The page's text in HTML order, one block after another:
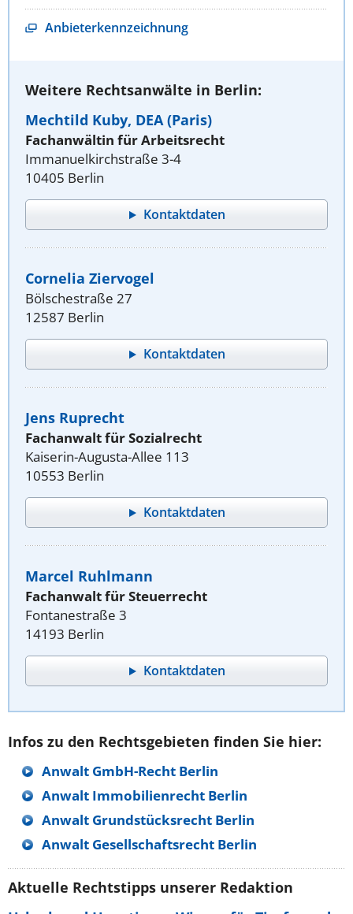
Anbieterkennzeichnung
Weitere Rechtsanwälte in Berlin:
Mechtild Kuby, DEA (Paris)
Fachanwältin für Arbeitsrecht
Immanuelkirchstraße 3-4
10405 Berlin
Kontaktdaten
Cornelia Ziervogel
Bölschestraße 27
12587 Berlin
Kontaktdaten
Jens Ruprecht
Fachanwalt für Sozialrecht
Kaiserin-Augusta-Allee 113
10553 Berlin
Kontaktdaten
Marcel Ruhlmann
Fachanwalt für Steuerrecht
Fontanestraße 3
14193 Berlin
Kontaktdaten
Infos zu den Rechtsgebieten finden Sie hier:
Anwalt GmbH-Recht Berlin
Anwalt Immobilienrecht Berlin
Anwalt Grundstücksrecht Berlin
Anwalt Gesellschaftsrecht Berlin
Aktuelle Rechtstipps unserer Redaktion